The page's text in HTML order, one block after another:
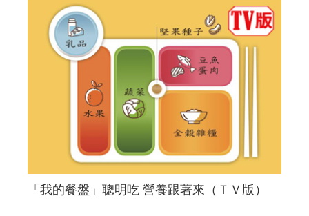
「我的餐盤」聰明吃 營養跟著來（ＴＶ版）